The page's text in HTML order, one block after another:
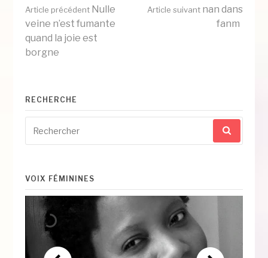
Lire
la
suite
Article précédent Nulle
veine n’est fumante
quand la joie est
borgne
Article suivantnan dans
fanm
RECHERCHE
pour
:
VOIX FÉMININES